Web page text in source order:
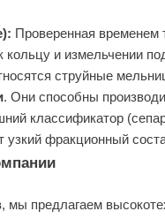
Проверенная временем
и измельчении
струйные
. Они способны
классификатор
узкий фракционный
мы предлагаем